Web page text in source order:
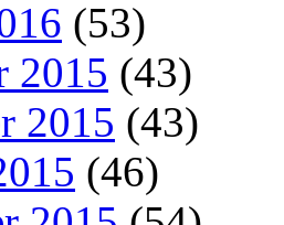
(53)
2015 (43)
2015 (43)
(46)